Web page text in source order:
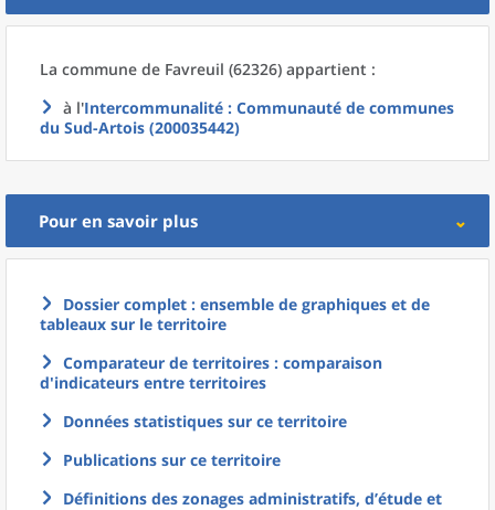
La commune de Favreuil (62326) appartient :
à l'Intercommunalité : Communauté de communes
du Sud-Artois (200035442)
Pour en savoir plus
Dossier complet : ensemble de graphiques et de
tableaux sur le territoire
Comparateur de territoires : comparaison
d'indicateurs entre territoires
Données statistiques sur ce territoire
Publications sur ce territoire
Définitions des zonages administratifs, d’étude et